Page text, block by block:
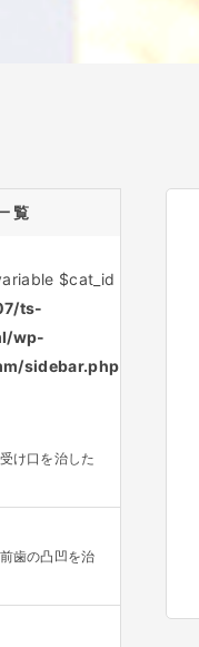
覧
$cat_id
ts-
wp-
sidebar.php
け口を治した
歯の凸凹を治